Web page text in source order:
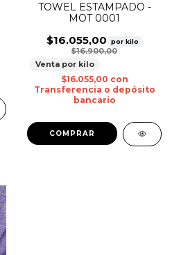
TOWEL ESTAMPADO -
MOT 0001
$16.055,00 por kilo
$16.900,00
Venta por kilo
$16.055,00 con
Transferencia o depósito
bancario